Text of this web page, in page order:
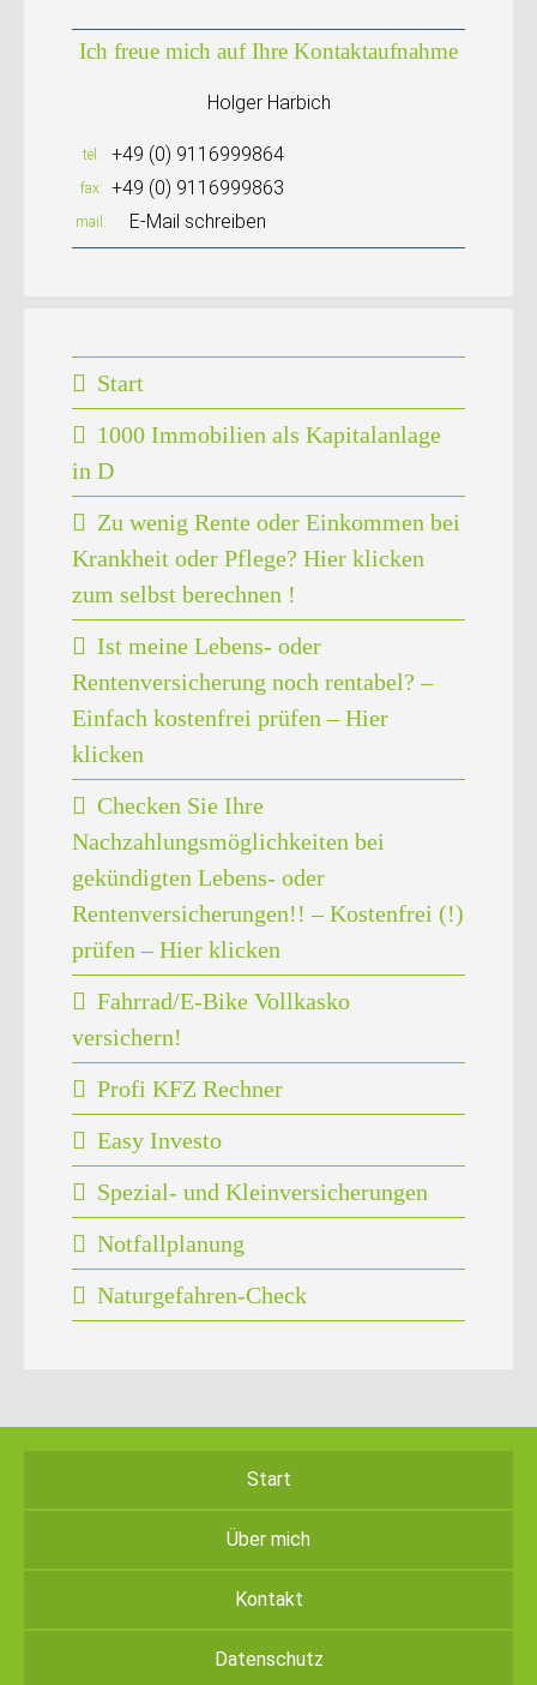
Ich freue mich auf Ihre Kontaktaufnahme
Holger Harbich
tel +49 (0) 9116999864
fax +49 (0) 9116999863
mail E-Mail schreiben
Start
1000 Immobilien als Kapitalanlage
in D
Zu wenig Rente oder Einkommen bei
Krankheit oder Pflege? Hier klicken
zum selbst berechnen !
Ist meine Lebens- oder
Rentenversicherung noch rentabel? –
Einfach kostenfrei prüfen – Hier
klicken
Checken Sie Ihre
Nachzahlungsmöglichkeiten bei
gekündigten Lebens- oder
Rentenversicherungen!! – Kostenfrei (!)
prüfen – Hier klicken
Fahrrad/E-Bike Vollkasko
versichern!
Profi KFZ Rechner
Easy Investo
Spezial- und Kleinversicherungen
Notfallplanung
Naturgefahren-Check
Start
Über mich
Kontakt
Datenschutz